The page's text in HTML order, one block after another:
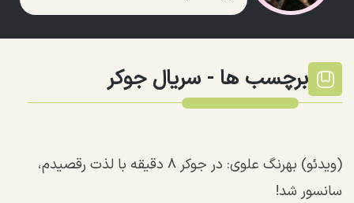
برچسب ها - سریال جوکر
(ویدئو) بهرنگ علوی: در جوکر ۸ دقیقه با لذت رقصیدم،
سانسور شد!